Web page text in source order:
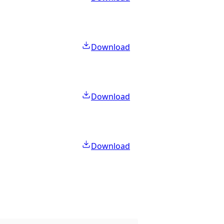
Download
Download
Download